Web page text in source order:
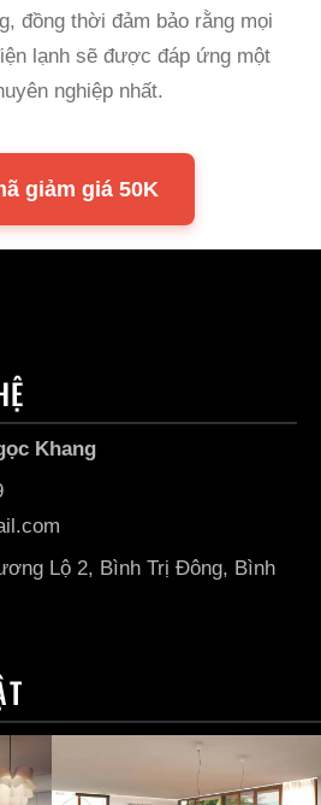
đồng thời đảm bảo rằng mọi
lạnh sẽ được đáp ứng một
nghiệp nhất.
giảm giá 50K
Khang
Lộ 2, Bình Trị Đông, Bình